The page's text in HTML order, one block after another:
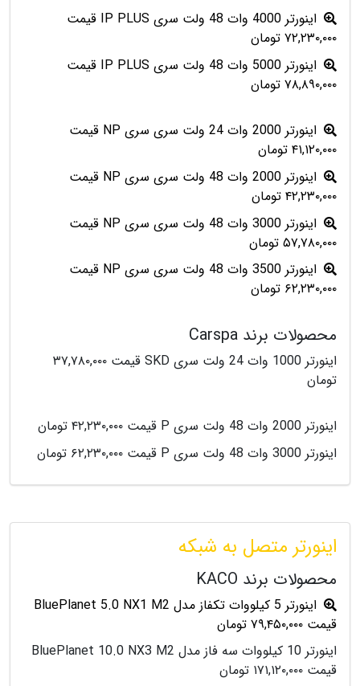
اینورتر 4000 وات 48 ولت سری IP PLUS قیمت
۷۲,۲۳۰,۰۰۰ تومان
اینورتر 5000 وات 48 ولت سری IP PLUS قیمت
۷۸,۸۹۰,۰۰۰ تومان
اینورتر 2000 وات 24 ولت سری سری NP قیمت
۴۱,۱۲۰,۰۰۰ تومان
اینورتر 2000 وات 48 ولت سری سری NP قیمت
۴۲,۲۳۰,۰۰۰ تومان
اینورتر 3000 وات 48 ولت سری سری NP قیمت
۵۷,۷۸۰,۰۰۰ تومان
اینورتر 3500 وات 48 ولت سری سری NP قیمت
۶۲,۲۳۰,۰۰۰ تومان
محصولات برند Carspa
اینورتر 1000 وات 24 ولت سری SKD قیمت ۳۷,۷۸۰,۰۰۰
تومان
اینورتر 2000 وات 48 ولت سری P قیمت ۴۲,۲۳۰,۰۰۰ تومان
اینورتر 3000 وات 48 ولت سری P قیمت ۶۲,۲۳۰,۰۰۰ تومان
اینورتر متصل به شبکه
محصولات برند KACO
اینورتر 5 کیلووات تکفاز مدل BluePlanet 5.0 NX1 M2
قیمت ۷۹,۴۵۰,۰۰۰ تومان
اینورتر 10 کیلووات سه فاز مدل BluePlanet 10.0 NX3 M2
قیمت ۱۷۱,۱۲۰,۰۰۰ تومان